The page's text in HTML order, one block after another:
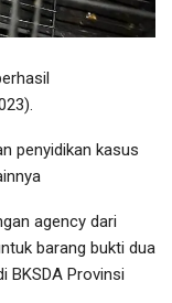
penyidikan kasus
agency dari
barang bukti dua
BKSDA Provinsi